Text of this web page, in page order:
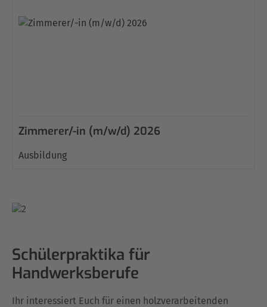
Zimmerer/-in (m/w/d) 2026
Ausbildung
Schülerpraktika für
Handwerksberufe
Ihr interessiert Euch für einen holzverarbeitenden